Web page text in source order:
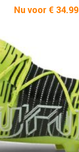
Nu voor € 34.99